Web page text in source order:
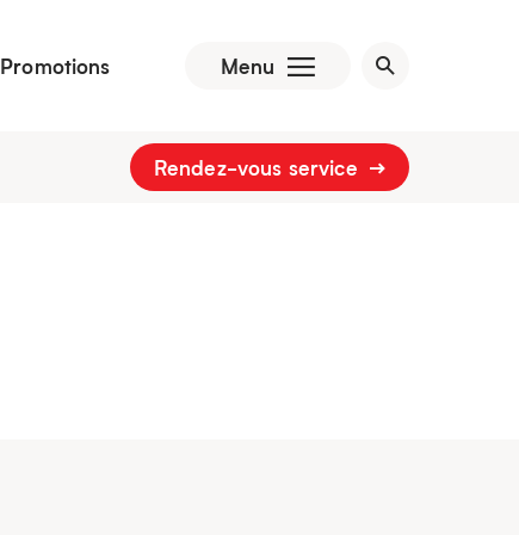
Promotions Menu
Rendez-vous service